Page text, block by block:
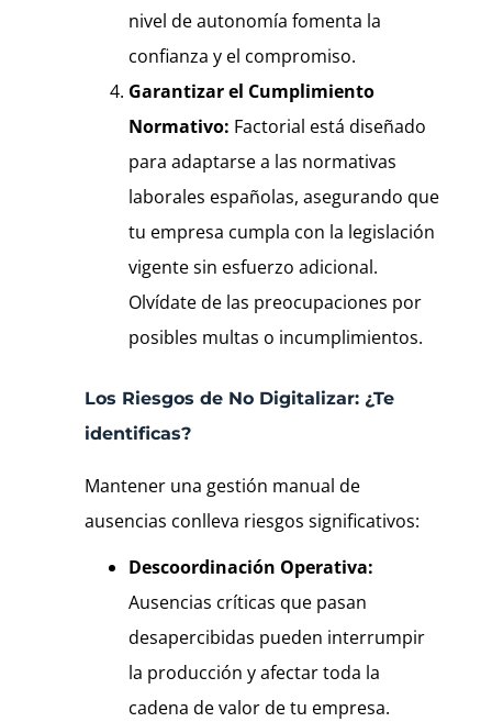
nivel de autonomía fomenta la
confianza y el compromiso.
Garantizar el Cumplimiento
Normativo: Factorial está diseñado
para adaptarse a las normativas
laborales españolas, asegurando que
tu empresa cumpla con la legislación
vigente sin esfuerzo adicional.
Olvídate de las preocupaciones por
posibles multas o incumplimientos.
Los Riesgos de No Digitalizar: ¿Te
identificas?
Mantener una gestión manual de
ausencias conlleva riesgos significativos:
Descoordinación Operativa:
Ausencias críticas que pasan
desapercibidas pueden interrumpir
la producción y afectar toda la
cadena de valor de tu empresa.